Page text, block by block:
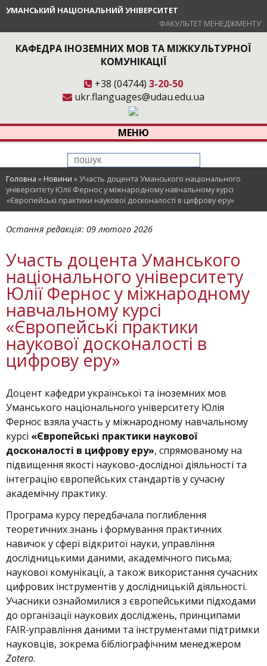
УМАНСЬКИЙ НАЦІОНАЛЬНИЙ УНІВЕРСИТЕТ
ФАКУЛЬТЕТ МЕНЕДЖМЕНТУ
КАФЕДРА ІНОЗЕМНИХ МОВ ТА МІЖКУЛЬТУРНОЇ
КОМУНІКАЦІЇ
+38 (04744) 3-20-50
ukr.flanguages@udau.edu.ua
МЕНЮ
Головна »Новини »Участь доцента Уманського національного
університету Юлії Фернос у міжнародному навчальному курсі
«Європейські практики наукової досконалості в цифрову еру»
Остання редакція: 09 лютого 2026
Участь доцента Уманського
національного університету
Юлії Фернос у міжнародному
навчальному курсі
«Європейські практики
наукової досконалості в
цифрову еру»
Доцент кафедри української та іноземних мов
Уманського національного університету Юлія
Фернос взяла участь у міжнародному навчальному
курсі «Європейські практики наукової
досконалості в цифрову еру», спрямованому на
підвищення якості науково-дослідної діяльності та
інтеграцію європейських стандартів у сучасну
академічну практику.
Програма курсу передбачала поглиблення
теоретичних знань і формування практичних
навичок у сфері відкритої науки, управління
дослідницькими даними, академічного письма,
наукової комунікації, а також використання сучасних
цифрових інструментів у дослідницькій діяльності.
Учасники ознайомилися з європейськими підходами
до організації наукових досліджень, принципами
FAIR-управління даними та інструментами підтримки
науковців, зокрема бібліографічним менеджером
Zotero.